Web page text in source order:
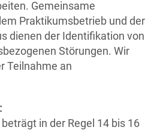
Gemeinsame
Praktikumsbetrieb und der
dienen der Identifikation von
Störungen. Wir
Teilnahme an
in der Regel 14 bis 16